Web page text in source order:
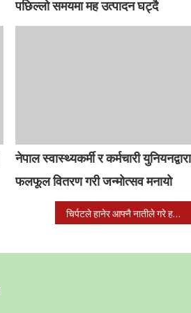
पछिल्लो समयमा मह उत्पादन घट्दै
नेपाल स्वास्थ्यकर्मी र कर्मचारी युनियनद्वारा
फलफूल वितरण गरी जन्मोत्सव मनायो
चिर्पटले हानेर आफ्नै नातीले गरे हजुरबा र हजुरअामाको हत्या